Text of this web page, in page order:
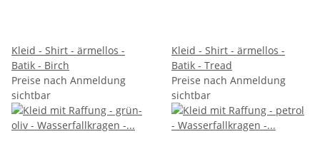
Kleid - Shirt - ärmellos -
Batik - Birch
Preise nach Anmeldung
sichtbar
Kleid - Shirt - ärmellos -
Batik - Tread
Preise nach Anmeldung
sichtbar